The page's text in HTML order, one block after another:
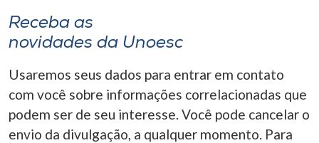
Receba as
novidades da Unoesc
Usaremos seus dados para entrar em contato
com você sobre informações correlacionadas que
podem ser de seu interesse. Você pode cancelar o
envio da divulgação, a qualquer momento. Para